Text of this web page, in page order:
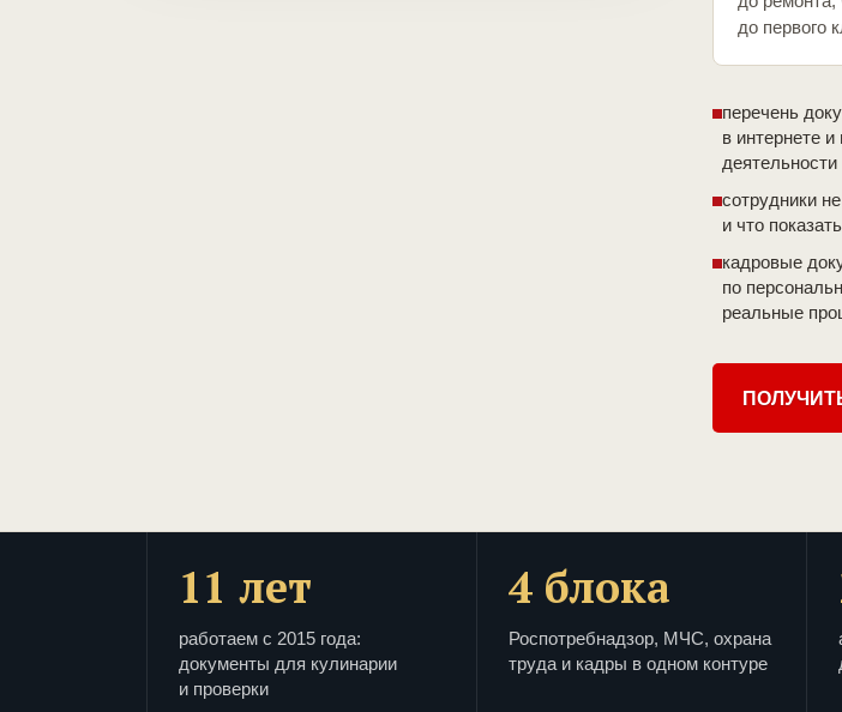
до первого
перечень
в интернете
деятельности
сотрудники
и что
кадровые
по
реальные
11 лет
работаем с 2015 года:
документы для кулинарии
и проверки
4 блока
Роспотребнадзор, МЧС, охрана
труда и кадры в одном контуре